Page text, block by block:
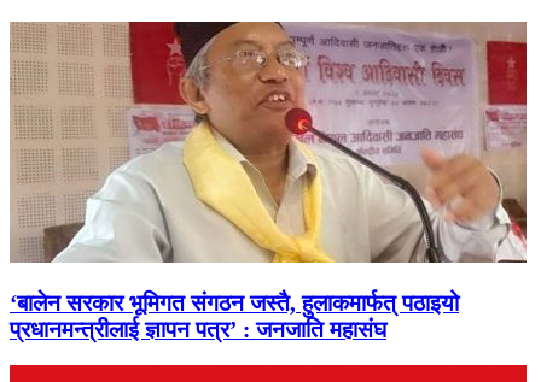
‘बालेन सरकार भूमिगत संगठन जस्तै, हुलाकमार्फत् पठाइयो
प्रधानमन्त्रीलाई ज्ञापन पत्र’ : जनजाति महासंघ